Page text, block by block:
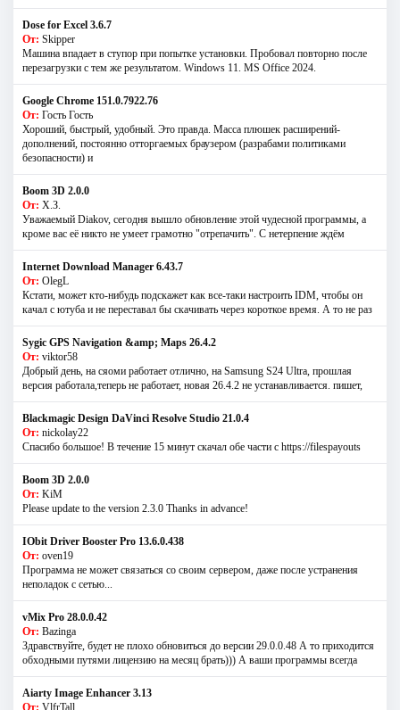
Dose for Excel 3.6.7
От: Skipper
Машина впадает в ступор при попытке установки. Пробовал повторно после
перезагрузки с тем же результатом. Windows 11. MS Offiсe 2024.
Google Chrome 151.0.7922.76
От: Гость Гость
Хороший, быстрый, удобный. Это правда. Масса плюшек расширений-
дополнений, постоянно отторгаемых браузером (разрабами политиками
безопасности) и
Boom 3D 2.0.0
От: Х.З.
Уважаемый Diakov, сегодня вышло обновление этой чудесной программы, а
кроме вас её никто не умеет грамотно "отрепачить". С нетерпение ждём
Internet Download Manager 6.43.7
От: OlegL
Кстати, может кто-нибудь подскажет как все-таки настроить IDM, чтобы он
качал с ютуба и не переставал бы скачивать через короткое время. А то не раз
Sygic GPS Navigation &amp; Maps 26.4.2
От: viktor58
Добрый день, на сяоми работает отлично, на Samsung S24 Ultra, прошлая
версия работала,теперь не работает, новая 26.4.2 не устанавливается. пишет,
Blackmagic Design DaVinci Resolve Studio 21.0.4
От: nickolay22
Спасибо большое! В течение 15 минут скачал обе части с https://filespayouts
Boom 3D 2.0.0
От: KiM
Please update to the version 2.3.0 Thanks in advance!
IObit Driver Booster Pro 13.6.0.438
От: oven19
Программа не может связаться со своим сервером, даже после устранения
неполадок с сетью...
vMix Pro 28.0.0.42
От: Bazinga
Здравствуйте, будет не плохо обновиться до версии 29.0.0.48 А то приходится
обходными путями лицензию на месяц брать))) А ваши программы всегда
Aiarty Image Enhancer 3.13